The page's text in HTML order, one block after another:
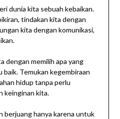
dunia kita sebuah kebaikan.
tindakan kita dengan
kita dengan komunikasi,
dengan memilih apa yang
baik. Temukan kegembiraan
hidup tanpa perlu
keinginan kita.
berjuang hanya karena untuk